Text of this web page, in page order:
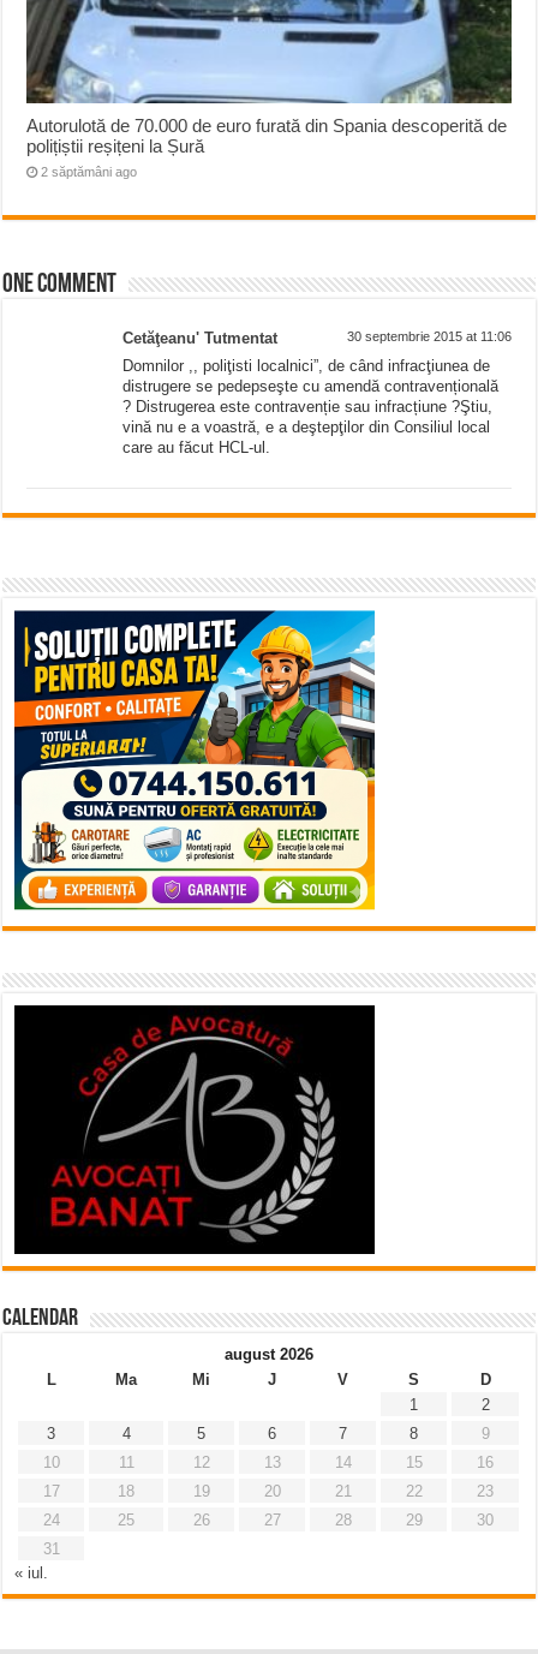
Autorulotă de 70.000 de euro furată din Spania descoperită de
polițiștii reșițeni la Șură
2 săptămâni ago
One comment
Cetăţeanu' Tutmentat 30 septembrie 2015 at 11:06
Domnilor ,, poliţisti localnici”, de când infracţiunea de
distrugere se pedepseşte cu amendă contravențională
? Distrugerea este contravenție sau infracțiune ?Ştiu,
vină nu e a voastră, e a deştepţilor din Consiliul local
care au făcut HCL-ul.
Calendar
august 2026
L
Ma Mi J V S
D
1
2
3
4 5 6 7 8
9
10
11 12 13 14 15
16
17
18 19 20 21 22
23
24
25 26 27 28 29
30
31
« iul.